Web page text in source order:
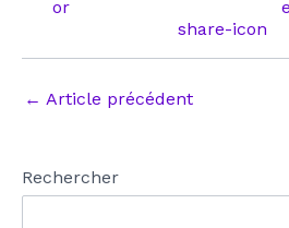
Navigation
← Article précédent
Rechercher